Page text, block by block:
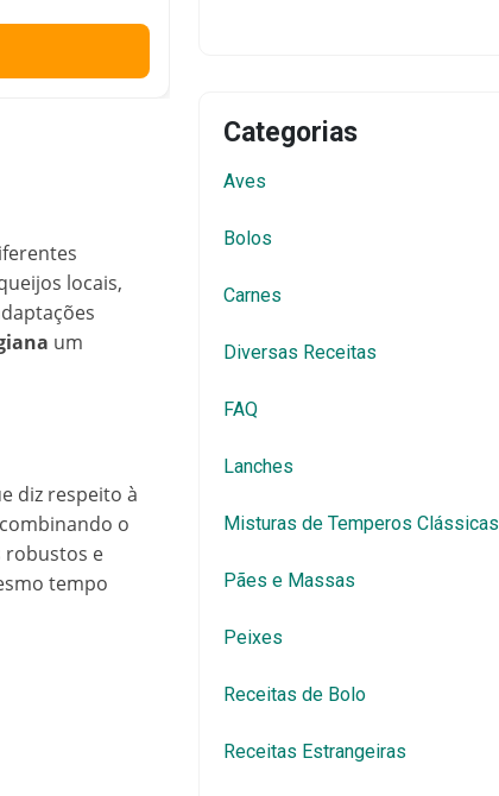
locais,
um
diz respeito à
o
robustos e
tempo
Categorias
Aves
Bolos
Carnes
Diversas Receitas
FAQ
Lanches
Misturas de Temperos Clássicas
Pães e Massas
Peixes
Receitas de Bolo
Receitas Estrangeiras